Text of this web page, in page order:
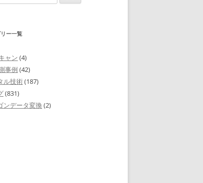
ー一覧
ャン (4)
事例 (42)
ル技術(187)
(831)
ンデータ変換 (2)